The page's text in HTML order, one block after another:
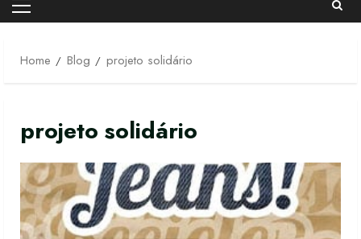
Primary
Home
Blog projeto solidário
projeto solidário